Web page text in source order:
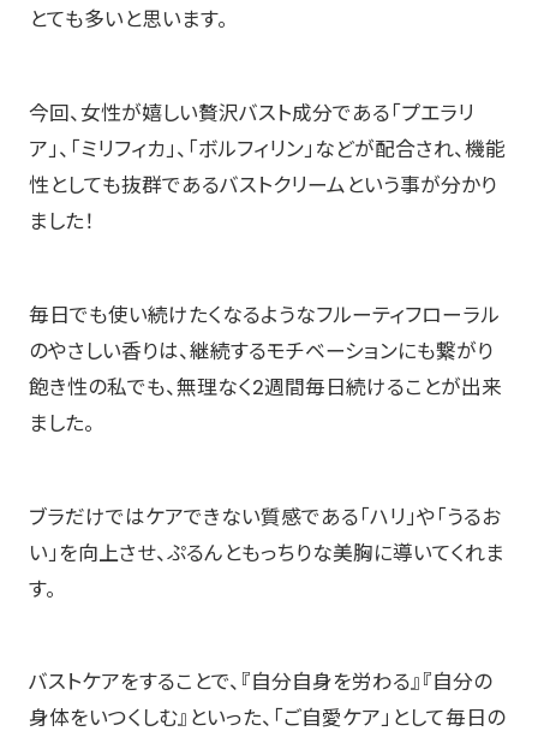
とても多いと思います。
今回、女性が嬉しい贅沢バスト成分である「プエラリ
ア」、「ミリフィカ」、「ボルフィリン」などが配合され、機能
性としても抜群であるバストクリームという事が分かり
ました！
毎日でも使い続けたくなるようなフルーティフローラル
のやさしい香りは、継続するモチベーションにも繋がり
飽き性の私でも、無理なく2週間毎日続けることが出来
ました。
ブラだけではケアできない質感である「ハリ」や「うるお
い」を向上させ、ぷるんともっちりな美胸に導いてくれま
す。
バストケアをすることで、『自分自身を労わる』『自分の
身体をいつくしむ』といった、「ご自愛ケア」として毎日の